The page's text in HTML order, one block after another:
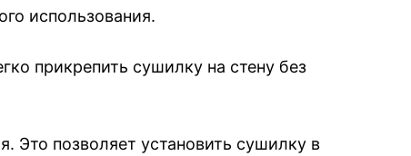
использования.
прикрепить сушилку на стену без
Это позволяет установить сушилку в